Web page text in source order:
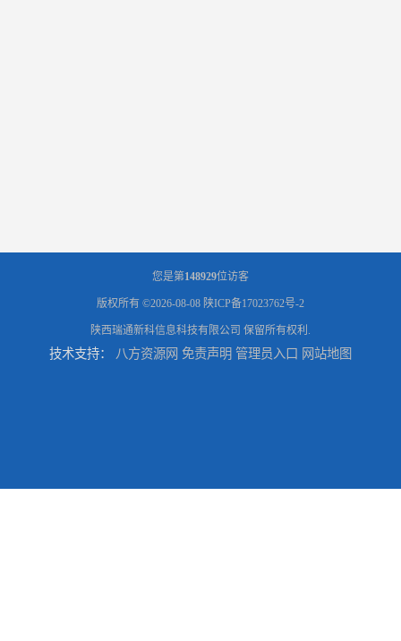
您是第148929位访客
版权所有 ©2026-08-08 陕ICP备17023762号-2
陕西瑞通新科信息科技有限公司 保留所有权利.
技术支持： 八方资源网 免责声明 管理员入口 网站地图